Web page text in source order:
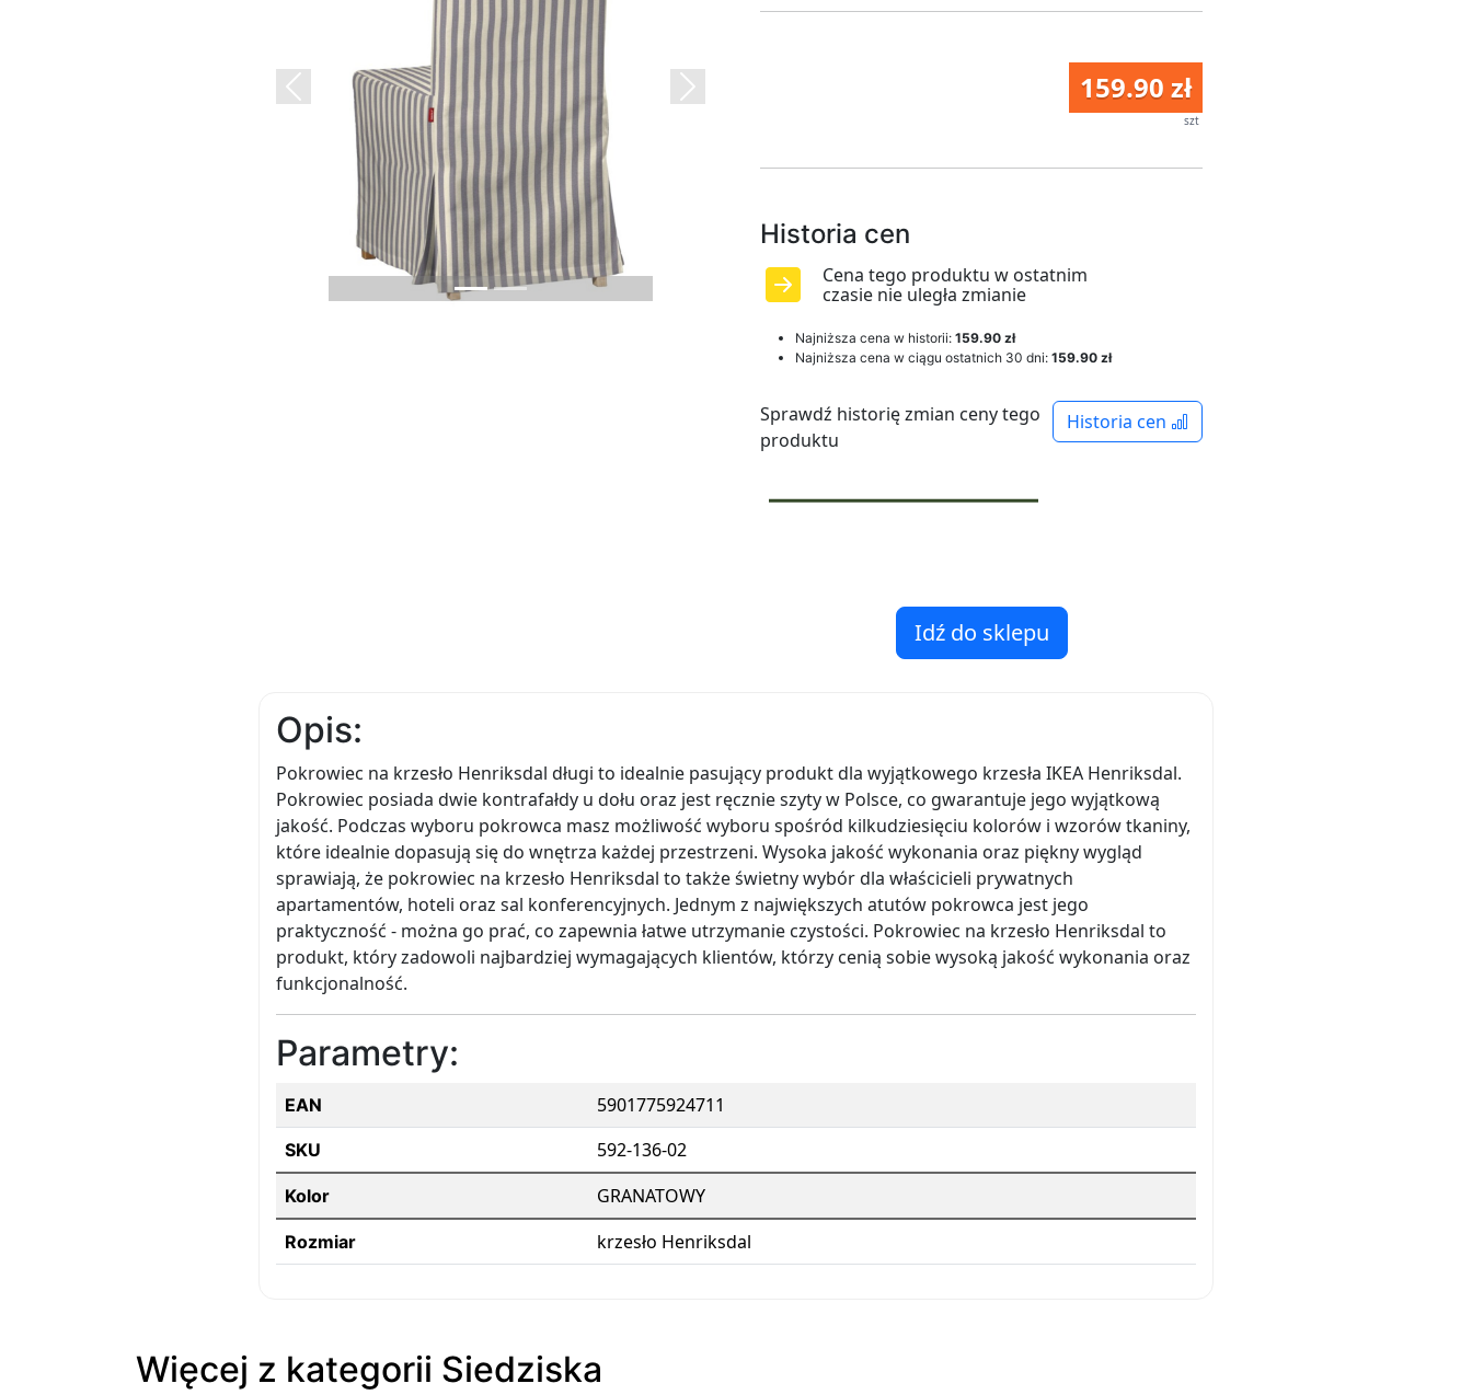
Previous Next 159.90 zł
szt
Historia cen
Cena tego produktu w ostatnim
czasie nie uległa zmianie
Najniższa cena w historii: 159.90 zł
Najniższa cena w ciągu ostatnich 30 dni: 159.90 zł
Historia cen
Sprawdź historię zmian ceny tego
produktu
Idź do sklepu
Opis:
Pokrowiec na krzesło Henriksdal długi to idealnie pasujący produkt dla wyjątkowego krzesła IKEA Henriksdal.
Pokrowiec posiada dwie kontrafałdy u dołu oraz jest ręcznie szyty w Polsce, co gwarantuje jego wyjątkową
jakość. Podczas wyboru pokrowca masz możliwość wyboru spośród kilkudziesięciu kolorów i wzorów tkaniny,
które idealnie dopasują się do wnętrza każdej przestrzeni. Wysoka jakość wykonania oraz piękny wygląd
sprawiają, że pokrowiec na krzesło Henriksdal to także świetny wybór dla właścicieli prywatnych
apartamentów, hoteli oraz sal konferencyjnych. Jednym z największych atutów pokrowca jest jego
praktyczność - można go prać, co zapewnia łatwe utrzymanie czystości. Pokrowiec na krzesło Henriksdal to
produkt, który zadowoli najbardziej wymagających klientów, którzy cenią sobie wysoką jakość wykonania oraz
funkcjonalność.
Parametry:
EAN 5901775924711
SKU 592-136-02
Kolor GRANATOWY
Rozmiar krzesło Henriksdal
Więcej z kategorii Siedziska